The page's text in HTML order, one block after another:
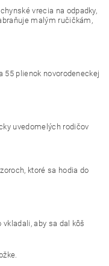
vrecia na odpadky,
malým ručičkám,
55 plienok novorodeneckej
uvedomelých rodičov
ktoré sa hodia do
aby sa dal kôš